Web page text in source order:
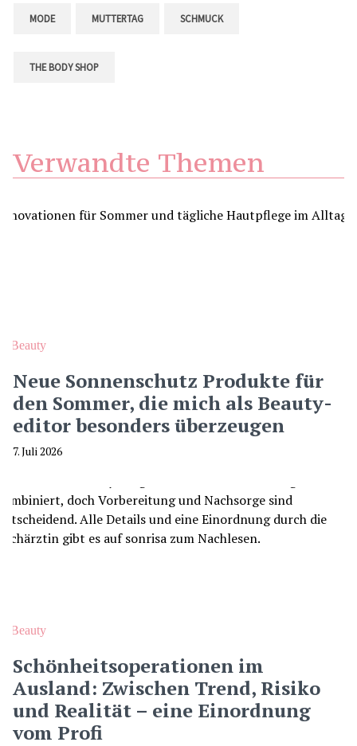
MODE MUTTERTAG SCHMUCK
THE BODY SHOP
Verwandte Themen
Beauty
Neue Sonnenschutz Produkte für
den Sommer, die mich als Beauty-
editor besonders überzeugen
7. Juli 2026
Beauty
Schönheitsoperationen im
Ausland: Zwischen Trend, Risiko
und Realität – eine Einordnung
vom Profi